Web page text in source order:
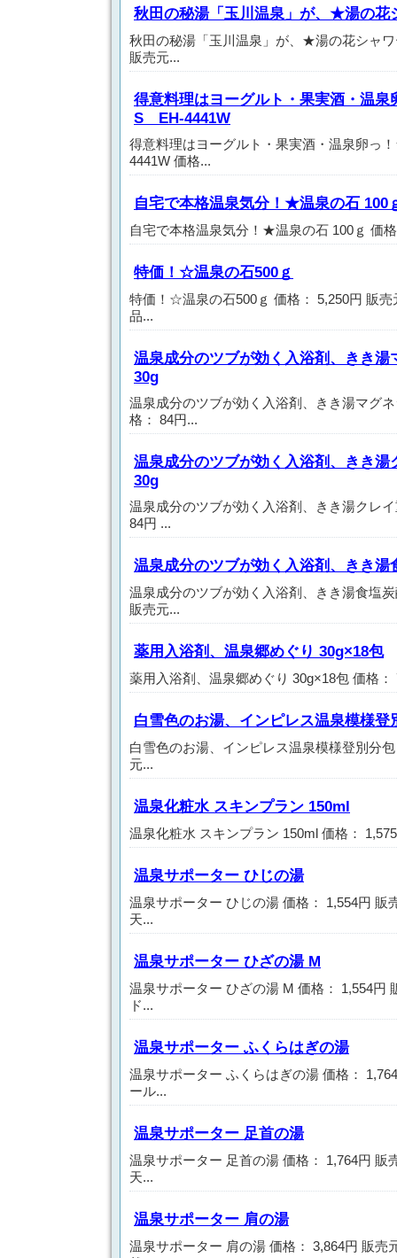
秋田の秘湯「玉川温泉」が、★湯の花
秋田の秘湯「玉川温泉」が、★湯の花シャ
販売元...
得意料理はヨーグルト・果実酒・温
S EH-4441W
得意料理はヨーグルト・果実酒・温泉卵
4441W 価格...
自宅で本格温泉気分！★温泉の石 100
自宅で本格温泉気分！★温泉の石 100ｇ 価
特価！☆温泉の石500ｇ
特価！☆温泉の石500ｇ 価格： 5,250円 販
品...
温泉成分のツブが効く入浴剤、きき湯
30g
温泉成分のツブが効く入浴剤、きき湯マグ
格： 84円...
温泉成分のツブが効く入浴剤、きき湯
30g
温泉成分のツブが効く入浴剤、きき湯クレ
84円 ...
温泉成分のツブが効く入浴剤、きき
温泉成分のツブが効く入浴剤、きき湯食塩
販売元...
薬用入浴剤、温泉郷めぐり 30g×18包
薬用入浴剤、温泉郷めぐり 30g×18包 価格
白雪色のお湯、インピレス温泉模様登
白雪色のお湯、インピレス温泉模様登別分
元...
温泉化粧水 スキンプラン 150ml
温泉化粧水 スキンプラン 150ml 価格：
温泉サポーター ひじの湯
温泉サポーター ひじの湯 価格： 1,554円 販
天...
温泉サポーター ひざの湯 M
温泉サポーター ひざの湯 M 価格： 1,554円
ド...
温泉サポーター ふくらはぎの湯
温泉サポーター ふくらはぎの湯 価格：
ール...
温泉サポーター 足首の湯
温泉サポーター 足首の湯 価格： 1,764円 販
天...
温泉サポーター 肩の湯
温泉サポーター 肩の湯 価格： 3,864円 販売